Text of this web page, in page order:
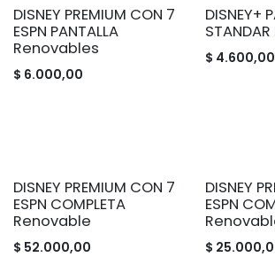
DISNEY PREMIUM CON 7
ESPN PANTALLA
Renovables
$ 6.000,00
DISNEY+
$ 4.600,00
DISNEY PREMIUM CON 7
ESPN COMPLETA
Renovable
$ 52.000,00
DISNEY
ESPN
$